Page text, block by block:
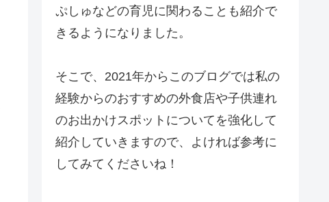
ぷしゅなどの育児に関わることも紹介で
きるようになりました。
そこで、2021年からこのブログでは私の
経験からのおすすめの外食店や子供連れ
のお出かけスポットについてを強化して
紹介していきますので、よければ参考に
してみてくださいね！